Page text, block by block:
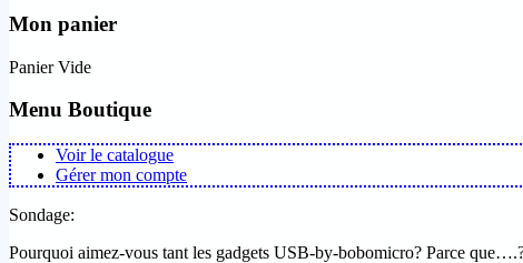
Mon panier
Panier Vide
Menu Boutique
Voir le catalogue
Gérer mon compte
Sondage:
Pourquoi aimez-vous tant les gadgets USB-by-bobomicro? Parce